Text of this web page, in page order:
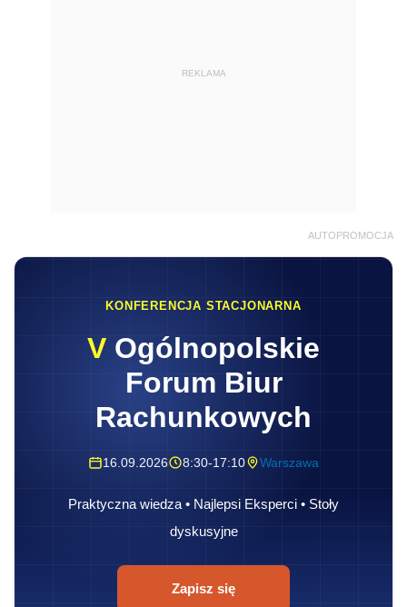
REKLAMA
AUTOPROMOCJA
KONFERENCJA STACJONARNA
V Ogólnopolskie
Forum Biur
Rachunkowych
16.09.2026 8:30-17:10 Warszawa
Praktyczna wiedza • Najlepsi Eksperci • Stoły
dyskusyjne
Zapisz się